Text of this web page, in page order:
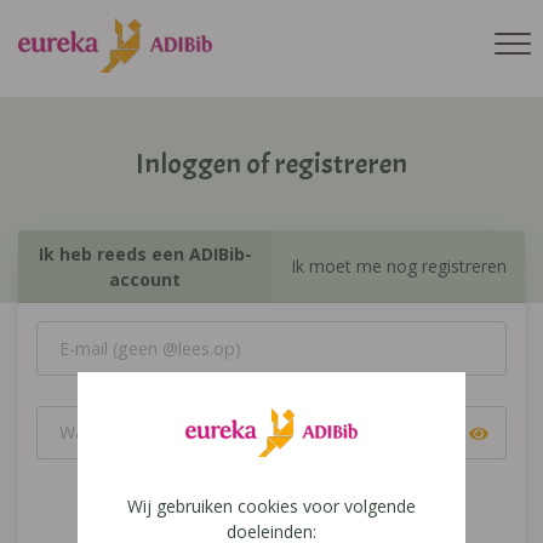
Inloggen of registreren
Ik heb reeds een ADIBib-
account
Ik moet me nog registreren
Inloggen
Wij gebruiken cookies voor volgende
doeleinden: